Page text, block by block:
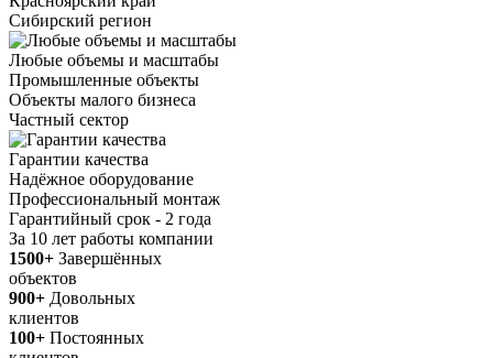
Сибирский регион
Любые объемы и масштабы
Промышленные объекты
Объекты малого бизнеса
Частный сектор
Гарантии качества
Надёжное оборудование
Профессиональный монтаж
Гарантийный срок - 2 года
За 10 лет работы компании
1500+ Завершённых
объектов
900+ Довольных
клиентов
100+ Постоянных